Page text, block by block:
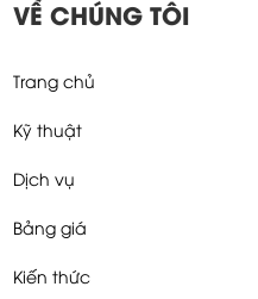
VỀ CHÚNG TÔI
Trang chủ
Kỹ thuật
Dịch vụ
Bảng giá
Kiến thức